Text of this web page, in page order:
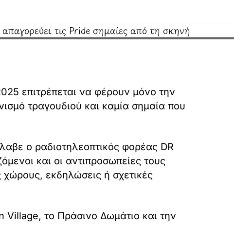
επιτρέπεται να φέρουν μόνο την
τραγουδιού και καμία σημαία που
ο ραδιοτηλεοπτικός φορέας DR
και οι αντιπροσωπείες τους
εκδηλώσεις ή σχετικές
το Πράσινο Δωμάτιο και την